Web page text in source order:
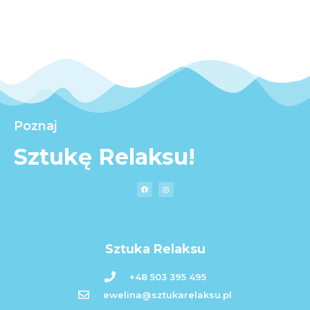
Poznaj
Sztukę Relaksu!
Sztuka Relaksu
+48 503 395 495
ewelina@sztukarelaksu.pl